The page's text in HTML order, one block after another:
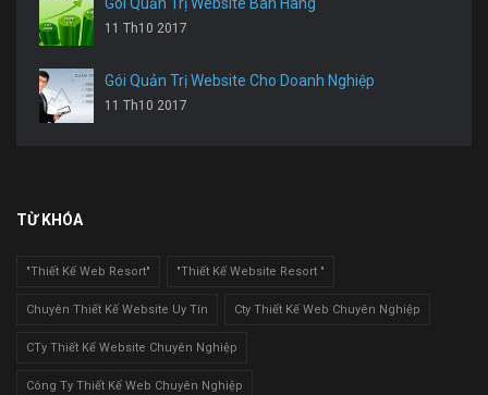
11 Th10 2017
Gói Quản Trị Website Cho Doanh Nghiệp
11 Th10 2017
TỪ KHÓA
"Thiết Kế Web Resort" "Thiết Kế Website Resort "
Chuyên Thiết Kế Website Uy Tín Cty Thiết Kế Web Chuyên Nghiệp
CTy Thiết Kế Website Chuyên Nghiệp
Công Ty Thiết Kế Web Chuyên Nghiệp